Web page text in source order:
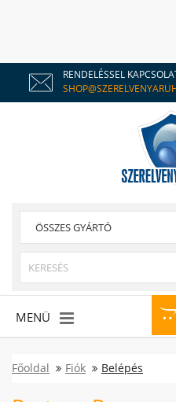
RENDELÉSSEL
MENÜ
Főoldal Fiók Belépés